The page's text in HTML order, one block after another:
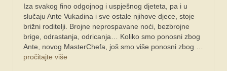
Iza svakog fino odgojnog i uspješnog djeteta, pa i u
slučaju Ante Vukadina i sve ostale njihove djece, stoje
brižni roditelji. Brojne neprospavane noći, bezbrojne
brige, odrastanja, odricanja… Koliko smo ponosni zbog
Ante, novog MasterChefa, još smo više ponosni zbog …
pročitajte više